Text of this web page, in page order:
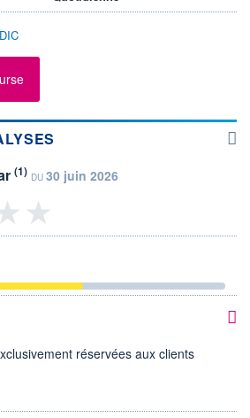
(1) DU 30 juin 2026
réservées aux clients